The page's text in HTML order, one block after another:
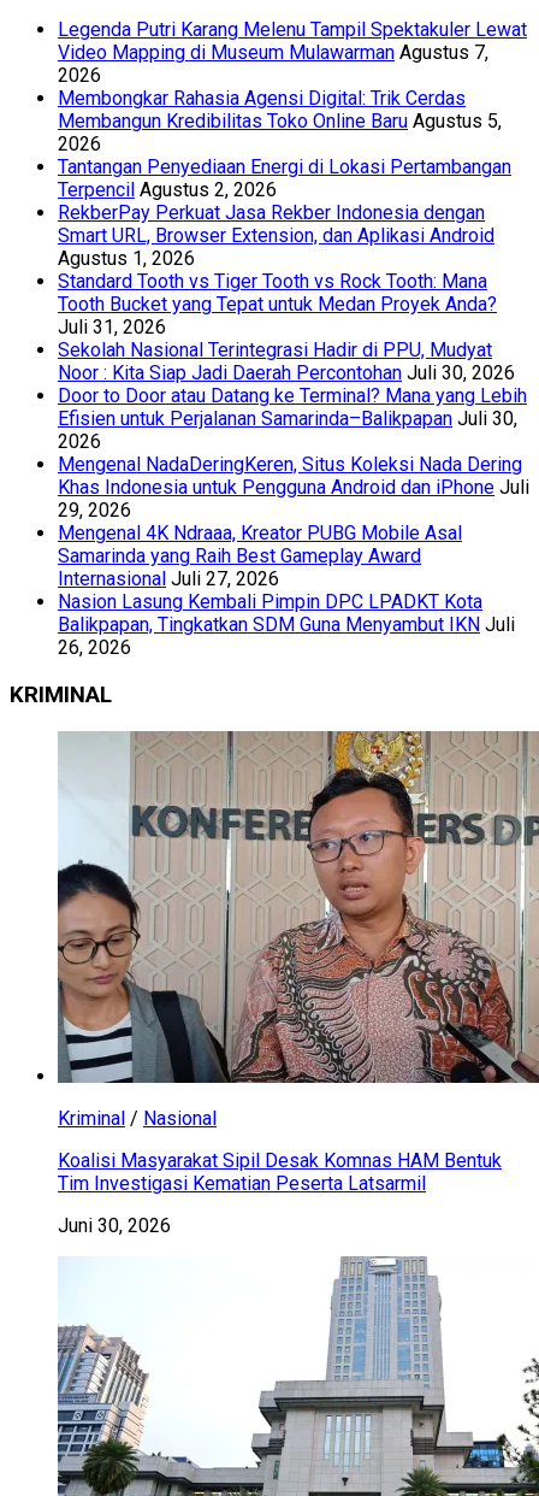
Legenda Putri Karang Melenu Tampil Spektakuler Lewat
Video Mapping di Museum Mulawarman Agustus 7,
2026
Membongkar Rahasia Agensi Digital: Trik Cerdas
Membangun Kredibilitas Toko Online Baru Agustus 5,
2026
Tantangan Penyediaan Energi di Lokasi Pertambangan
Terpencil Agustus 2, 2026
RekberPay Perkuat Jasa Rekber Indonesia dengan
Smart URL, Browser Extension, dan Aplikasi Android
Agustus 1, 2026
Standard Tooth vs Tiger Tooth vs Rock Tooth: Mana
Tooth Bucket yang Tepat untuk Medan Proyek Anda?
Juli 31, 2026
Sekolah Nasional Terintegrasi Hadir di PPU, Mudyat
Noor : Kita Siap Jadi Daerah Percontohan Juli 30, 2026
Door to Door atau Datang ke Terminal? Mana yang Lebih
Efisien untuk Perjalanan Samarinda–Balikpapan Juli 30,
2026
Mengenal NadaDeringKeren, Situs Koleksi Nada Dering
Khas Indonesia untuk Pengguna Android dan iPhone Juli
29, 2026
Mengenal 4K Ndraaa, Kreator PUBG Mobile Asal
Samarinda yang Raih Best Gameplay Award
Internasional Juli 27, 2026
Nasion Lasung Kembali Pimpin DPC LPADKT Kota
Balikpapan, Tingkatkan SDM Guna Menyambut IKN Juli
26, 2026
KRIMINAL
Kriminal / Nasional
Koalisi Masyarakat Sipil Desak Komnas HAM Bentuk
Tim Investigasi Kematian Peserta Latsarmil
Juni 30, 2026